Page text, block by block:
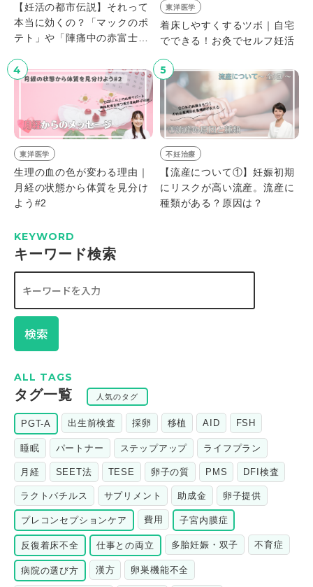
【妊活の都市伝説】それって
本当に効くの？「マックのポ
テト」や「陣痛中の赤富士」
ジンクス、徹底解説！
東洋医学
着床しやすくするツボ｜自宅
でできる！お灸でセルフ妊活
4
東洋医学
生理の血の色が変わる理由｜
月経の状態から体質を見分け
よう#2
5
不妊治療
【流産について①】妊娠初期
にリスクが高い流産。流産に
種類がある？原因は？
KEYWORD
キーワード検索
検索
ALL TAGS
タグ一覧 人気のタグ
PGT-A 出生前検査 採卵 移植 AID FSH
睡眠 パートナー ステップアップ ライフプラン
月経 SEET法 TESE 卵子の質 PMS DFI検査
ラクトバチルス サプリメント 助成金 卵子提供
プレコンセプションケア 費用 子宮内膜症
反復着床不全 仕事との両立 多胎妊娠・双子 不育症
病院の選び方 漢方 卵巣機能不全